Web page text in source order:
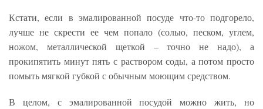
Кстати, если в эмалированной посуде что-то подгорело,
лучше не скрести ее чем попало (солью, песком, углем,
ножом, металлической щеткой – точно не надо), а
прокипятить минут пять с раствором соды, а потом просто
помыть мягкой губкой с обычным моющим средством.
В целом, с эмалированной посудой можно жить, но